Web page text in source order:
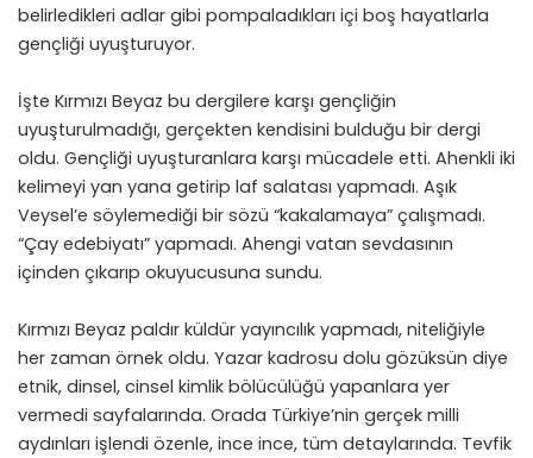
belirledikleri adlar gibi pompaladıkları içi boş hayatlarla
gençliği uyuşturuyor.
İşte Kırmızı Beyaz bu dergilere karşı gençliğin
uyuşturulmadığı, gerçekten kendisini bulduğu bir dergi
oldu. Gençliği uyuşturanlara karşı mücadele etti. Ahenkli iki
kelimeyi yan yana getirip laf salatası yapmadı. Aşık
Veysel’e söylemediği bir sözü “kakalamaya” çalışmadı.
“Çay edebiyatı” yapmadı. Ahengi vatan sevdasının
içinden çıkarıp okuyucusuna sundu.
Kırmızı Beyaz paldır küldür yayıncılık yapmadı, niteliğiyle
her zaman örnek oldu. Yazar kadrosu dolu gözüksün diye
etnik, dinsel, cinsel kimlik bölücülüğü yapanlara yer
vermedi sayfalarında. Orada Türkiye’nin gerçek milli
aydınları işlendi özenle, ince ince, tüm detaylarında. Tevfik